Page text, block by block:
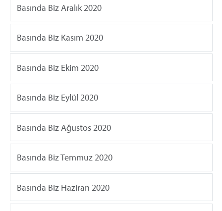
Basında Biz Aralık 2020
Basında Biz Kasım 2020
Basında Biz Ekim 2020
Basında Biz Eylül 2020
Basında Biz Ağustos 2020
Basında Biz Temmuz 2020
Basında Biz Haziran 2020